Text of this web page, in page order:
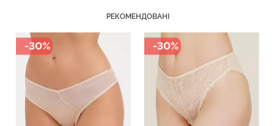
РЕКОМЕНДОВАНІ
-30% -30%
299 грн.